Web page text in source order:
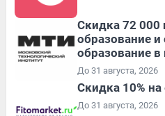
Скидка 72 000
образование и
образование
До 31 августа, 2026
Скидка 10%
До 31 августа, 2026